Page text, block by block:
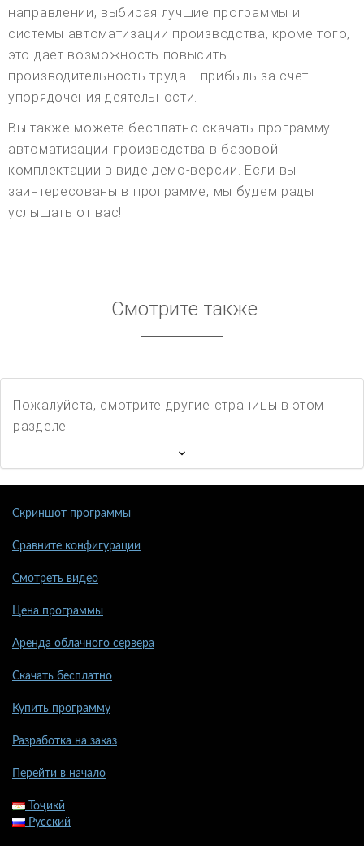
направлении, выбирая лучшие программы и
системы автоматизации производства, кроме того,
это дает возможность повысить
производительность труда. . прибыль за счет
упорядочения деятельности.
Вы также можете бесплатно скачать программу
автоматизации производства в базовой
комплектации в виде демо-версии. Если вы
заинтересованы в программе, мы будем рады
услышать от вас!
Смотрите также
Пожалуйста, смотрите другие страницы в этом
разделе
Скриншот программы
Сравните конфигурации
Смотреть видео
Цена программы
Аренда облачного сервера
Скачать бесплатно
Купить программу
Разработка на заказ
Перейти в начало
Тоҷикӣ
Русский